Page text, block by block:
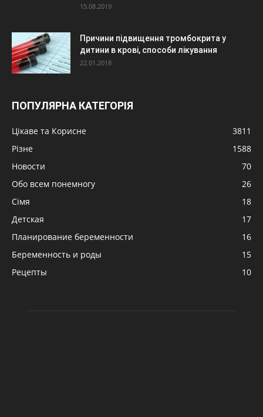
15.08.2019
Причини підвищення тромбокрита у
дитини в крові, способи лікування
22.01.2018
ПОПУЛЯРНА КАТЕГОРІЯ
Цікаве та Корисне
3811
Різне
1588
Новости
70
Обо всем понемногу
26
Сімя
18
Детская
17
Планирование беременности
16
Беременность и роды
15
Рецепты
10